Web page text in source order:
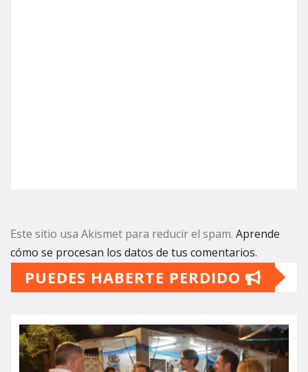
Este sitio usa Akismet para reducir el spam. Aprende
cómo se procesan los datos de tus comentarios.
PUEDES HABERTE PERDIDO